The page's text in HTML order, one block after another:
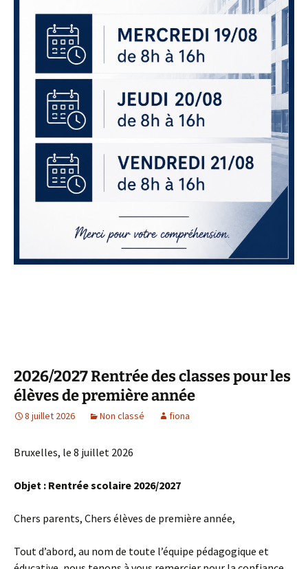
2026/2027 Rentrée des classes pour les
élèves de première année
8 juillet 2026 Non classé fiona
Bruxelles, le 8 juillet 2026
Objet : Rentrée scolaire 2026/2027
Chers parents, Chers élèves de première année,
Tout d’abord, au nom de toute l’équipe pédagogique et